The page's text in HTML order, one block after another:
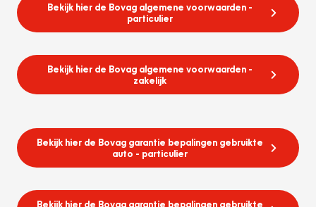
Bekijk hier de Bovag algemene voorwaarden -
particulier
Bekijk hier de Bovag algemene voorwaarden -
zakelijk
Bekijk hier de Bovag garantie bepalingen gebruikte
auto - particulier
Bekijk hier de Bovag garantie bepalingen gebruikte